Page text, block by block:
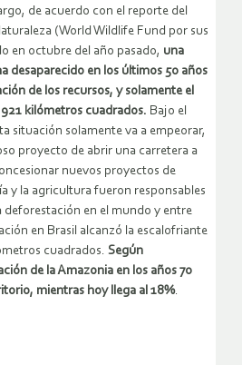
de acuerdo con el reporte del
(World Wildlife Fund por sus
en octubre del año pasado, una
desaparecido en los últimos 50 años
de los recursos, y solamente el
kilómetros cuadrados. Bajo el
situación solamente va a empeorar,
proyecto de abrir una carretera a
nuevos proyectos de
y la agricultura fueron responsables
deforestación en el mundo y entre
en Brasil alcanzó la escalofriante
cuadrados. Según
de la Amazonia en los años 70
mientras hoy llega al 18%.